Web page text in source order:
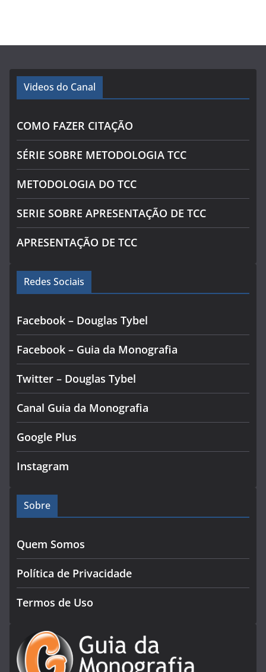
Videos do Canal
COMO FAZER CITAÇÃO
SÉRIE SOBRE METODOLOGIA TCC
METODOLOGIA DO TCC
SERIE SOBRE APRESENTAÇÃO DE TCC
APRESENTAÇÃO DE TCC
Redes Sociais
Facebook – Douglas Tybel
Facebook – Guia da Monografia
Twitter – Douglas Tybel
Canal Guia da Monografia
Google Plus
Instagram
Sobre
Quem Somos
Política de Privacidade
Termos de Uso